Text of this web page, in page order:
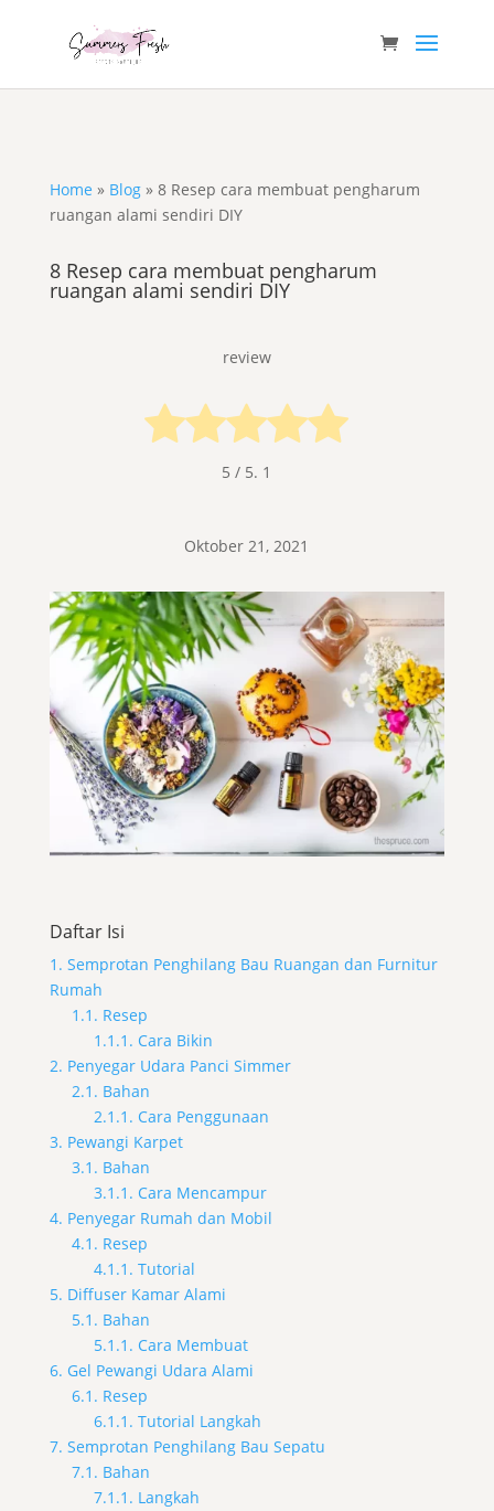
Home » Blog» 8 Resep cara membuat pengharum
ruangan alami sendiri DIY
8 Resep cara membuat pengharum
ruangan alami sendiri DIY
review
5 / 5. 1
Oktober 21, 2021
Daftar Isi
1. Semprotan Penghilang Bau Ruangan dan Furnitur
Rumah
1.1. Resep
1.1.1. Cara Bikin
2. Penyegar Udara Panci Simmer
2.1. Bahan
2.1.1. Cara Penggunaan
3. Pewangi Karpet
3.1. Bahan
3.1.1. Cara Mencampur
4. Penyegar Rumah dan Mobil
4.1. Resep
4.1.1. Tutorial
5. Diffuser Kamar Alami
5.1. Bahan
5.1.1. Cara Membuat
6. Gel Pewangi Udara Alami
6.1. Resep
6.1.1. Tutorial Langkah
7. Semprotan Penghilang Bau Sepatu
7.1. Bahan
7.1.1. Langkah